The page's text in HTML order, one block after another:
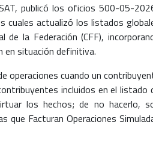
publicó los oficios 500-05-
actualizó los listados
la Federación (CFF),
en situación definitiva.
operaciones cuando un
incluidos en el listado
los hechos; de no hacerlo,
que Facturan Operaciones